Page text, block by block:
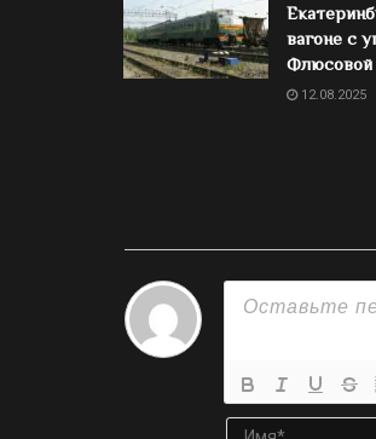
вагоне с
Флюсовой
12.08.2025